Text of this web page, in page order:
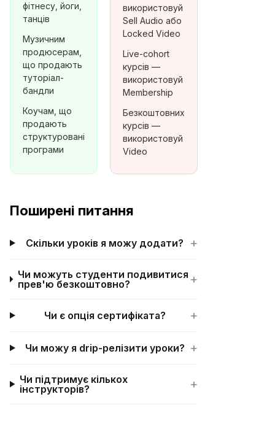
фітнесу, йоги,
танців
Музичним
продюсерам,
що продають
туторіал-
бандли
Коучам, що
продають
структуровані
програми
використовуй
Sell Audio або
Locked Video
Live-cohort
курсів —
використовуй
Membership
Безкоштовних
курсів —
використовуй
Video
Поширені питання
Скільки уроків я можу додати? +
Чи можуть студенти подивитися
прев'ю безкоштовно?
+
Чи є опція сертифіката? +
Чи можу я drip-релізити уроки? +
Чи підтримує кількох
інструкторів?
+